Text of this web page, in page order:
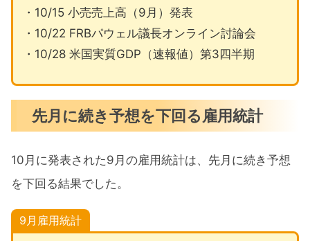
・10/15 小売売上高（9月）発表
・10/22 FRBパウェル議長オンライン討論会
・10/28 米国実質GDP（速報値）第3四半期
先月に続き予想を下回る雇用統計
10月に発表された9月の雇用統計は、先月に続き予想
を下回る結果でした。
9月雇用統計